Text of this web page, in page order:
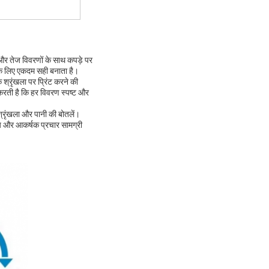
तेज विवरणों के साथ कपड़े पर
एकदम सही बनाता है।
श्रृंखला पर प्रिंट करने की
है कि हर विवरण स्पष्ट और
और पानी की बोतलें।
और आकर्षक प्रचार सामग्री